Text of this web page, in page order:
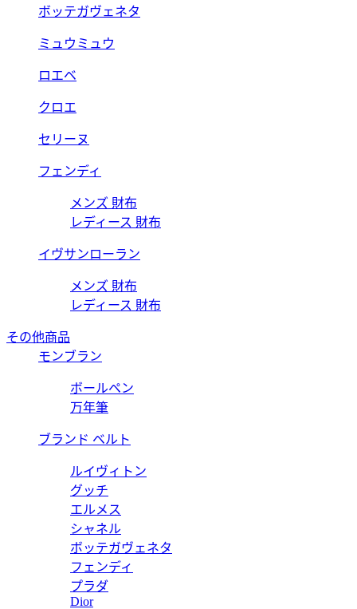
ボッテガヴェネタ
ミュウミュウ
ロエベ
クロエ
セリーヌ
フェンディ
メンズ 財布
レディース 財布
イヴサンローラン
メンズ 財布
レディース 財布
その他商品
モンブラン
ボールペン
万年筆
ブランド ベルト
ルイヴィトン
グッチ
エルメス
シャネル
ボッテガヴェネタ
フェンディ
プラダ
Dior